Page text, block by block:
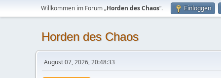
Willkommen im Forum „Horden des Chaos“. Einloggen
Horden des Chaos
August 07, 2026, 20:48:33